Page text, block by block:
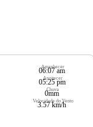
Amanhecer
06:07 am
Anoitecer
05:25 pm
Chuva
0mm
Velocidade do Vento
3.57 km/h